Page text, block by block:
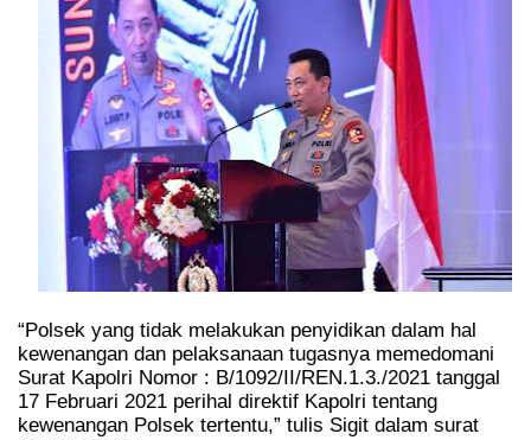
“Polsek yang tidak melakukan penyidikan dalam hal
kewenangan dan pelaksanaan tugasnya memedomani
Surat Kapolri Nomor : B/1092/II/REN.1.3./2021 tanggal
17 Februari 2021 perihal direktif Kapolri tentang
kewenangan Polsek tertentu,” tulis Sigit dalam surat